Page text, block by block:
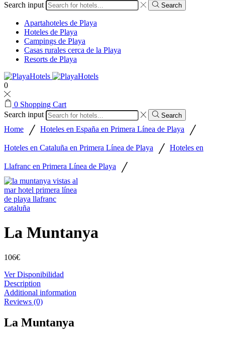
Search input Search
Apartahoteles de Playa
Hoteles de Playa
Campings de Playa
Casas rurales cerca de la Playa
Resorts de Playa
0
0 Shopping Cart
Search input
Search
Home / Hoteles en España en Primera Línea de Playa /
Hoteles en Cataluña en Primera Línea de Playa / Hoteles en
Llafranc en Primera Línea de Playa /
La Muntanya
106€
Ver Disponibilidad
Description
Additional information
Reviews (0)
La Muntanya